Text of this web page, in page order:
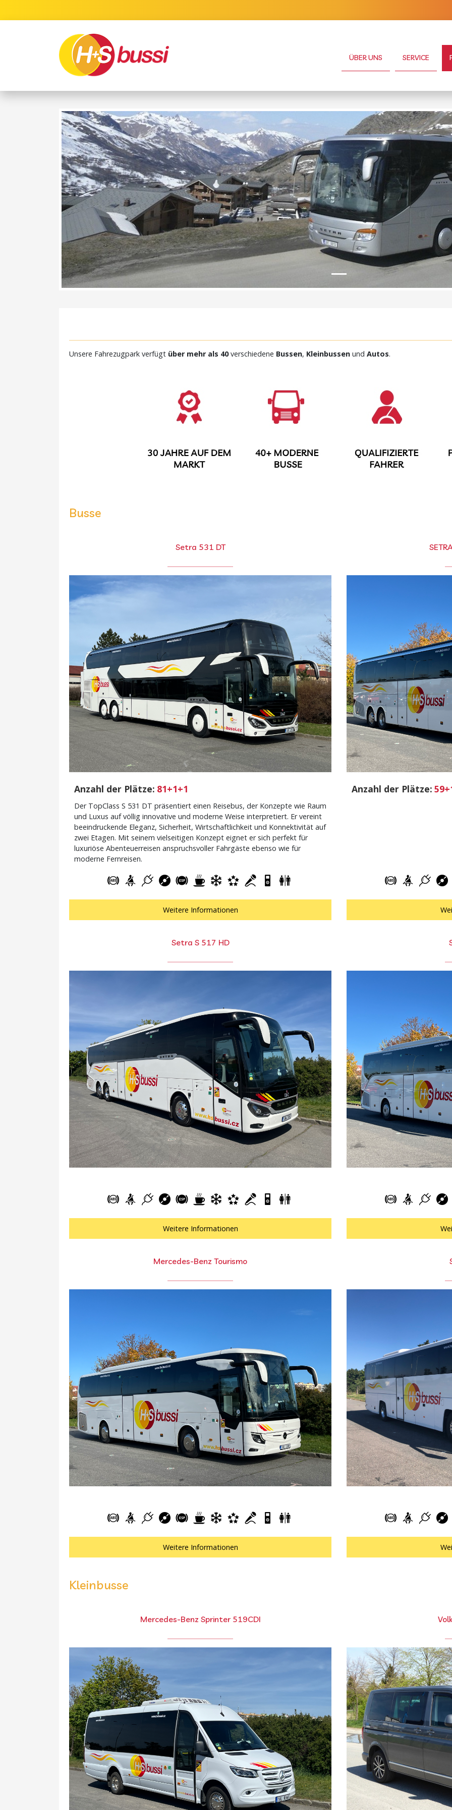
ÜBER UNS SERVICE
Unsere Fahrezugpark verfügt über mehr als 40verschiedene Bussen, Kleinbussen und Autos.
Busse
Setra 531 DT
Anzahl der Plätze: 81+1+1
Der TopClass S 531 DT präsentiert einen Reisebus, der Konzepte wie Raum
und Luxus auf völlig innovative und moderne Weise interpretiert. Er vereint
beeindruckende Eleganz, Sicherheit, Wirtschaftlichkeit und Konnektivität auf
zwei Etagen. Mit seinem vielseitigen Konzept eignet er sich perfekt für
luxuriöse Abenteuerreisen anspruchsvoller Fahrgäste ebenso wie für
moderne Fernreisen.
Weitere Informationen
Anzahl der Plätze:
Setra S 517 HD
Weitere Informationen
Mercedes-Benz Tourismo
Weitere Informationen
Kleinbusse
Mercedes-Benz Sprinter 519CDI